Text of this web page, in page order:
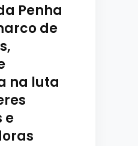
Penha
de
na luta
e